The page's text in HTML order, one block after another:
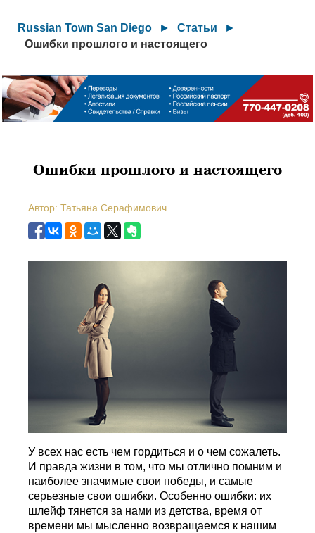
Russian Town San Diego ► Статьи
►
Ошибки прошлого и настоящего
Ошибки прошлого и настоящего
Автор: Татьяна Серафимович
У всех нас есть чем гордиться и о чем сожалеть.
И правда жизни в том, что мы отлично помним и
наиболее значимые свои победы, и самые
серьезные свои ошибки. Особенно ошибки: их
шлейф тянется за нами из детства, время от
времени мы мысленно возвращаемся к нашим